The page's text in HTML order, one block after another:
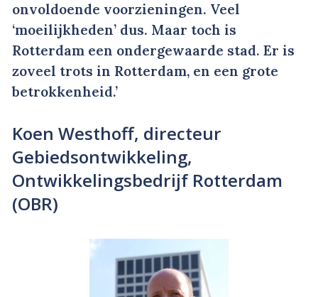
onvoldoende voorzieningen. Veel
‘moeilijkheden’ dus. Maar toch is
Rotterdam een ondergewaarde stad. Er is
zoveel trots in Rotterdam, en een grote
betrokkenheid.’
Koen Westhoff, directeur
Gebiedsontwikkeling,
Ontwikkelingsbedrijf Rotterdam
(OBR)